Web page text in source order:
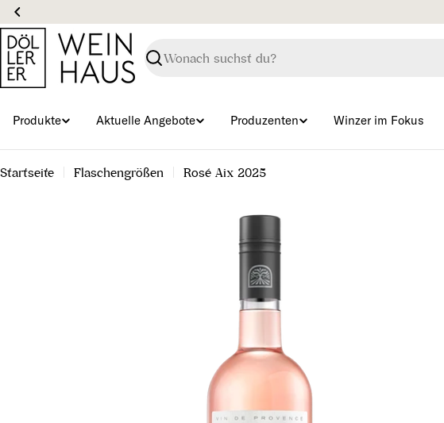
Zum
Inhalt
springen
Suchen
Produkte Aktuelle Angebote Produzenten Winzer im Fokus
Startseite Flaschengrößen Rosé Aix 2025